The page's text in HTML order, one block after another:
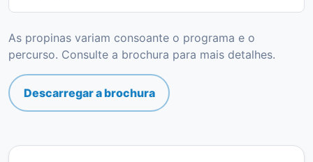
As propinas variam consoante o programa e o
percurso. Consulte a brochura para mais detalhes.
Descarregar a brochura